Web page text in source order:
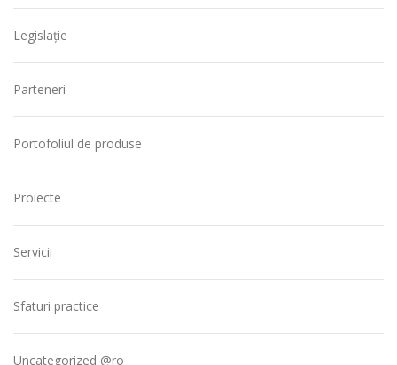
Legislație
Parteneri
Portofoliul de produse
Proiecte
Servicii
Sfaturi practice
Uncategorized @ro